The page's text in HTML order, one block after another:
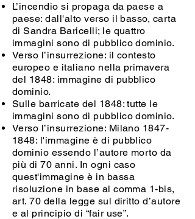
L’incendio si propaga da paese a
paese: dall'alto verso il basso, carta
di Sandra Baricelli; le quattro
immagini sono di pubblico dominio.
Verso l’insurrezione: il contesto
europeo e italiano nella primavera
del 1848: immagine di pubblico
dominio.
Sulle barricate del 1848: tutte le
immagini sono di pubblico dominio.
Verso l’insurrezione: Milano 1847-
1848: l'immagine è di pubblico
dominio essendo l’autore morto da
più di 70 anni. In ogni caso
quest'immagine è in bassa
risoluzione in base al comma 1-bis,
art. 70 della legge sul diritto d’autore
e al principio di “fair use”.